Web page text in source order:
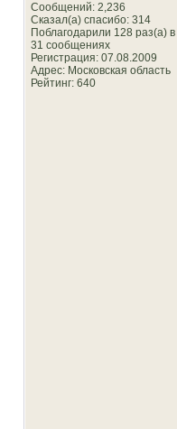
Сообщений: 2,236
Сказал(а) спасибо: 314
Поблагодарили 128 раз(а) в
31 сообщениях
Регистрация: 07.08.2009
Адрес: Московская область
Рейтинг: 640